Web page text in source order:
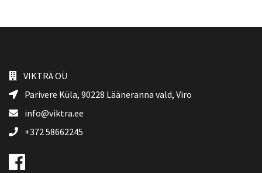
VIKTRÄ OÜ
Parivere Küla, 90228 Lääneranna vald, Viro
info@viktra.ee
+372 58662245